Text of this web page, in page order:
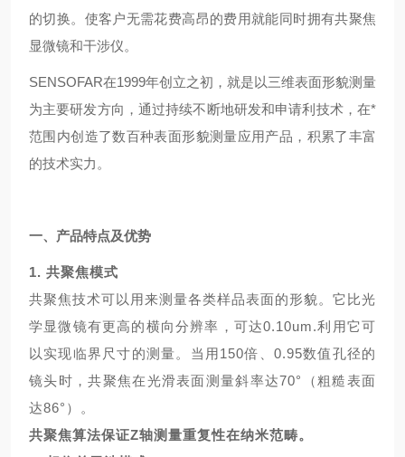
的切换。使客户无需花费高昂的费用就能同时拥有共聚焦
显微镜和干涉仪。
SENSOFAR在1999年创立之初，就是以三维表面形貌测量
为主要研发方向，通过持续不断地研发和申请利技术，在*
范围内创造了数百种表面形貌测量应用产品，积累了丰富
的技术实力。
一、产品特点及优势
1. 共聚焦模式
共聚焦技术可以用来测量各类样品表面的形貌。它比光
学显微镜有更高的横向分辨率，可达0.10um.利用它可
以实现临界尺寸的测量。当用150倍、0.95数值孔径的
镜头时，共聚焦在光滑表面测量斜率达70°（粗糙表面
达86°）。
共聚焦算法保证Z轴测量重复性在纳米范畴。